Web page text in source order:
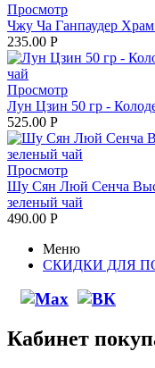
Просмотр
Чжу Ча Ганпаудер
235.00 Р
Просмотр
Лун Цзин 50 гр -
525.00 Р
Просмотр
Шу Сян Люй Сенча
зеленый чай
490.00 Р
Меню
СКИДКИ ДЛЯ
Кабинет